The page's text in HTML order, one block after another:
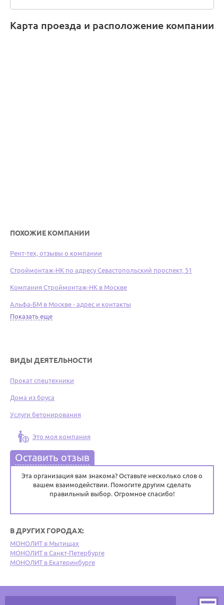
Карта проезда и расположение компании
ПОХОЖИЕ КОМПАНИИ
Рент-тех, отзывы о компании
Строймонтаж-НК по адресу Севастопольский проспект, 51
Компания Строймонтаж-НК в Москве
Альфа-БМ в Москве - адрес и контакты
Показать еще
ВИДЫ ДЕЯТЕЛЬНОСТИ
Прокат спецтехники
Дома из бруса
Услуги бетонирования
Это моя компания
Оставить отзыв
Эта организация вам знакома? Оставьте несколько слов о
вашем взаимодействии. Помогите другим сделать
правильный выбор. Огромное спасибо!
В ДРУГИХ ГОРОДАХ:
МОНОЛИТ в Мытищах
МОНОЛИТ в Санкт-Петербурге
МОНОЛИТ в Екатеринбурге